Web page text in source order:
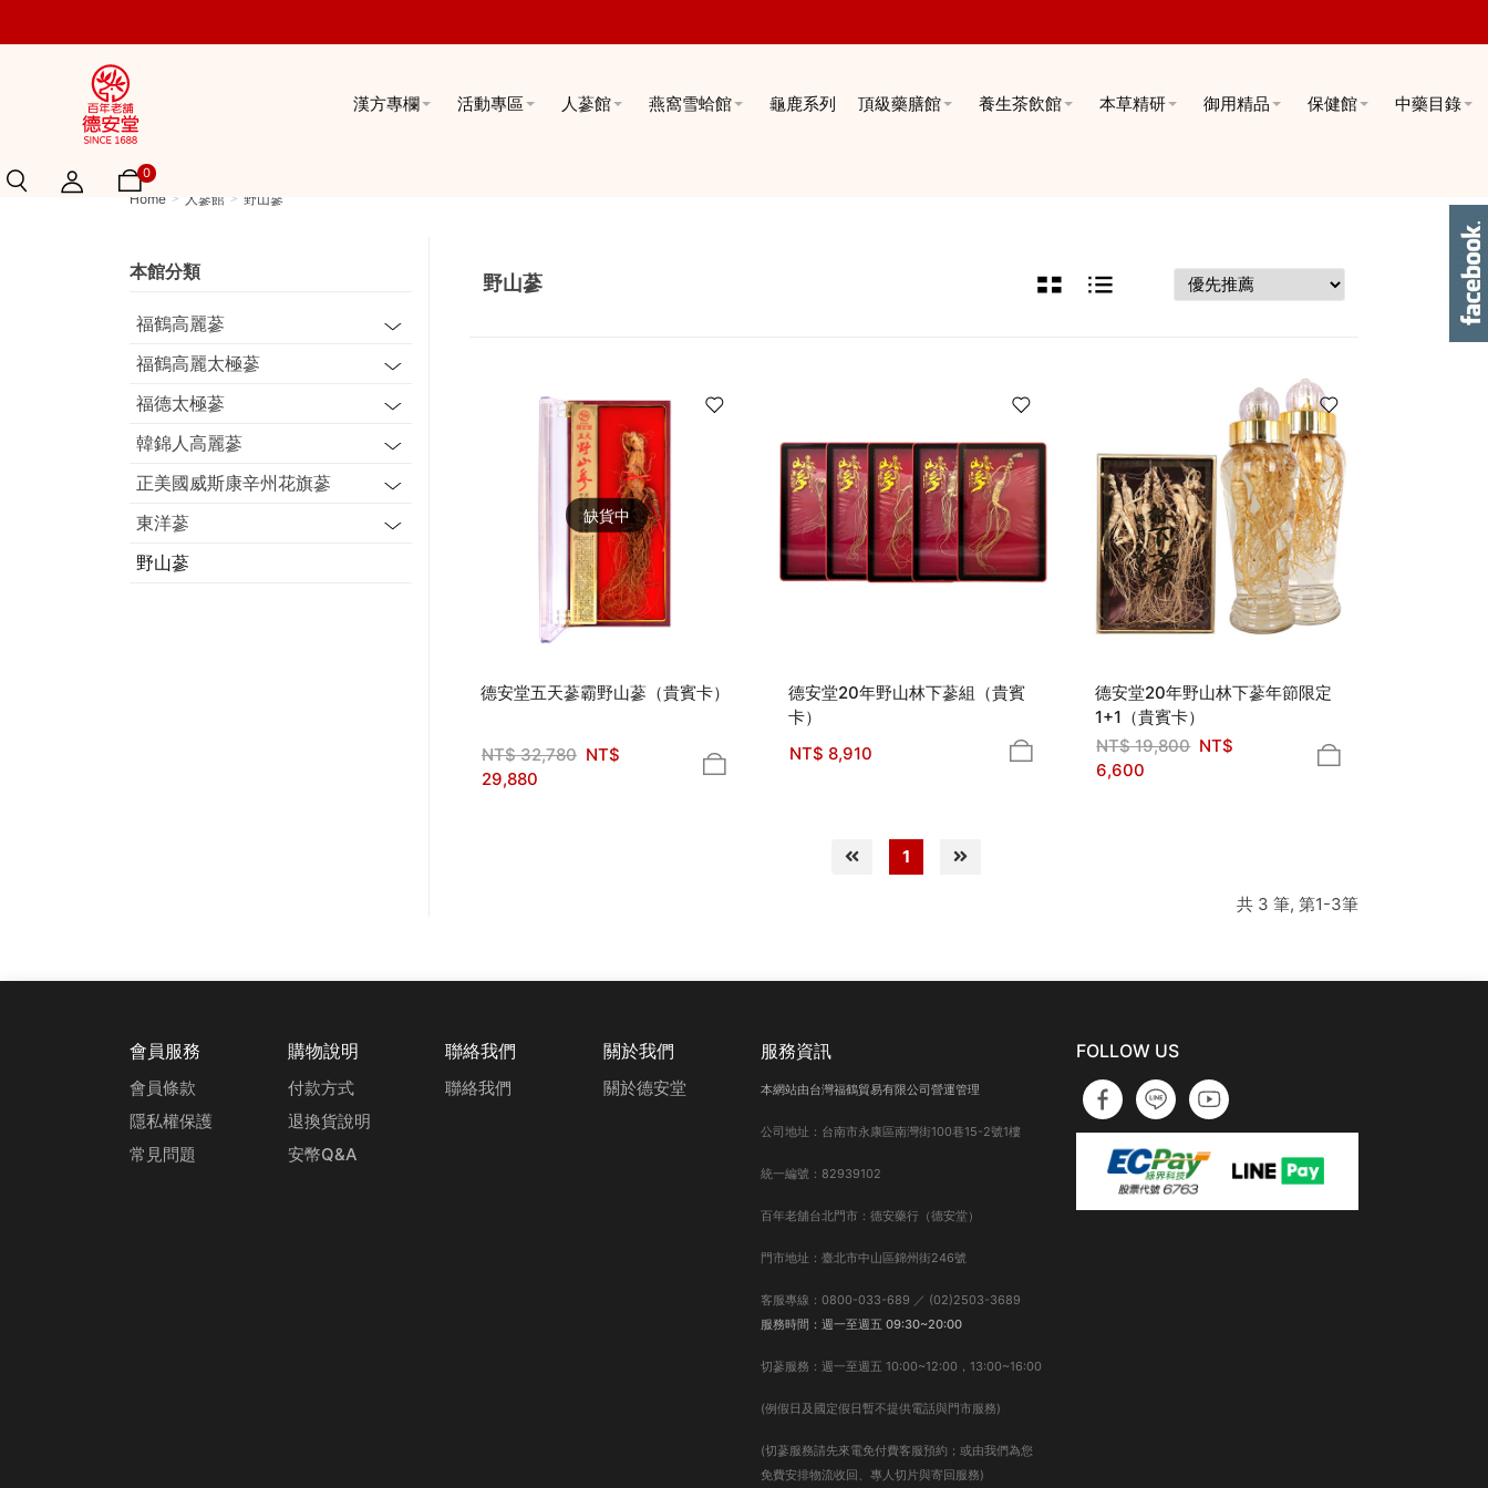
漢方專欄 活動專區 人蔘館 燕窩雪蛤館 龜鹿系列 頂級藥膳館 養生茶飲館 本草精研 御用精品 保健館 中藥目錄
0
Home 人蔘館 野山蔘
本館分類
福鶴高麗蔘
福鶴高麗太極蔘
福德太極蔘
韓錦人高麗蔘
正美國威斯康辛州花旗蔘
東洋蔘
野山蔘
野山蔘
缺貨中
德安堂五天蔘霸野山蔘（貴賓卡）
NT$32,780 NT$
29,880
德安堂20年野山林下蔘組（貴賓
卡）
NT$ 8,910
德安堂20年野山林下蔘年節限定
1+1（貴賓卡）
NT$19,800 NT$
6,600
1
共 3 筆, 第1-3筆
會員服務
會員條款
隱私權保護
常見問題
購物說明
付款方式
退換貨說明
安幣Q&A
聯絡我們
聯絡我們
關於我們
關於德安堂
服務資訊
本網站由台灣福鶴貿易有限公司營運管理
公司地址：台南市永康區南灣街100巷15-2號1樓
統一編號：82939102
百年老舖台北門市：德安藥行（德安堂）
門市地址：臺北市中山區錦州街246號
客服專線：0800-033-689 ／ (02)2503-3689
服務時間：週一至週五 09:30~20:00
切蔘服務：週一至週五 10:00~12:00，13:00~16:00
(例假日及國定假日暫不提供電話與門市服務)
(切蔘服務請先來電免付費客服預約；或由我們為您
免費安排物流收回、專人切片與寄回服務)
FOLLOW US